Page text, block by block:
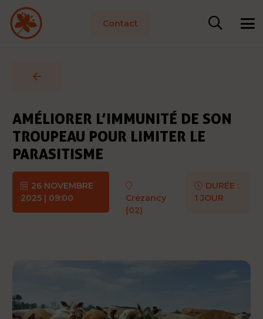
Contact
AMÉLIORER L’IMMUNITÉ DE SON
TROUPEAU POUR LIMITER LE
PARASITISME
26 NOVEMBRE
2025 | 09:00
Crézancy
(02)
DURÉE :
1 JOUR